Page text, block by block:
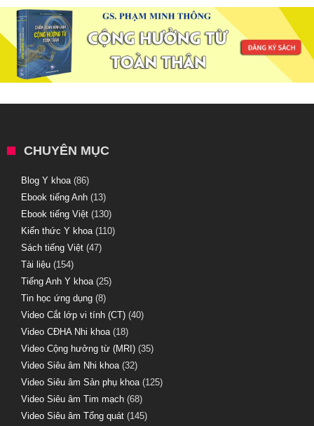
CHUYÊN MỤC
Blog Y khoa(86)
Ebook tiếng Anh (13)
Ebook tiếng Việt (130)
Kiến thức Y khoa(110)
Sách tiếng Việt (47)
Tài liệu (154)
Tiếng Anh Y khoa(25)
Tin học ứng dụng (8)
Video Cắt lớp vi tính (CT) (40)
Video CĐHA Nhi khoa(18)
Video Cộng hưởng từ (MRI) (35)
Video Siêu âm Nhi khoa(32)
Video Siêu âm Sản phụ khoa(125)
Video Siêu âm Tim mạch (68)
Video Siêu âm Tổng quát (145)